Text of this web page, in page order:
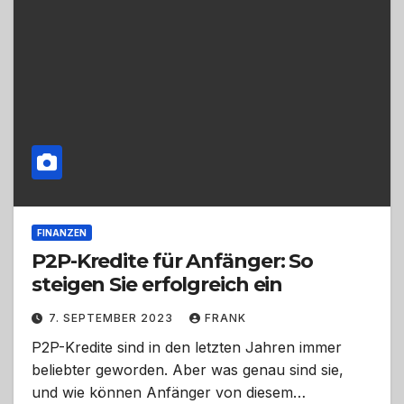
FINANZEN
P2P-Kredite für Anfänger: So
steigen Sie erfolgreich ein
7. SEPTEMBER 2023 FRANK
P2P-Kredite sind in den letzten Jahren immer
beliebter geworden. Aber was genau sind sie,
und wie können Anfänger von diesem…